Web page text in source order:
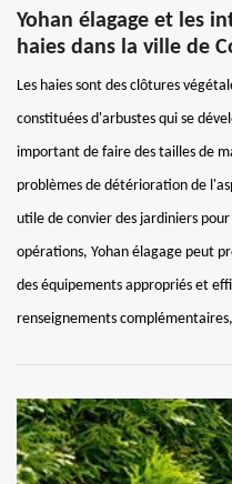
Yohan élagage et les
haies dans la ville de
Les haies sont des clôtures
constituées d'arbustes qui se
important de faire des tailles de
problèmes de détérioration de
utile de convier des jardiniers
opérations, Yohan élagage peut
des équipements appropriés et
renseignements